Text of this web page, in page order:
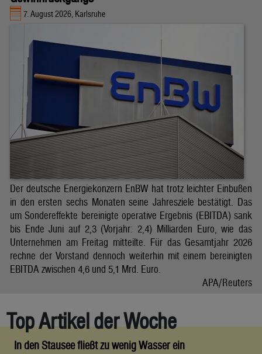
7. August 2026, Karlsruhe
Der deutsche Energiekonzern EnBW hat trotz leichter Einbußen
in den ersten sechs Monaten seine Jahresziele bestätigt. Das
um Sondereffekte bereinigte operative Ergebnis (EBITDA) sank
bis Ende Juni auf 2,3 (Vorjahr: 2,4) Milliarden Euro, wie das
Unternehmen am Freitag mitteilte. Für das Gesamtjahr 2026
rechne der Vorstand dennoch weiterhin mit einem bereinigten
EBITDA zwischen 4,6 und 5,1 Mrd. Euro.
APA/Reuters
Top Artikel der Woche
In den Stausee fließt zu wenig Wasser ein